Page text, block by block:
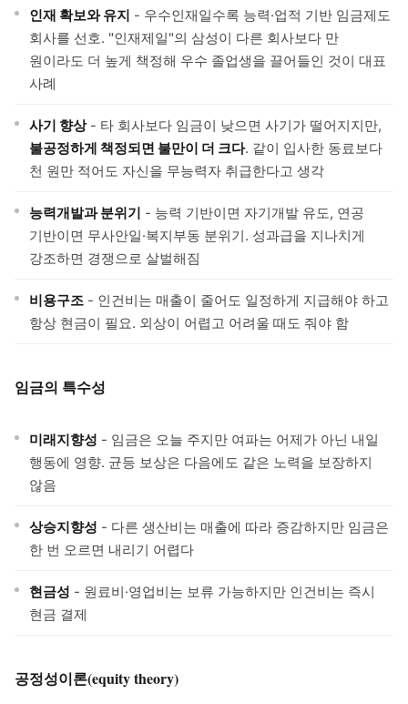
인재 확보와 유지 - 우수인재일수록 능력·업적 기반 임금제도
회사를 선호. "인재제일"의 삼성이 다른 회사보다 만
원이라도 더 높게 책정해 우수 졸업생을 끌어들인 것이 대표
사례
사기 향상- 타 회사보다 임금이 낮으면 사기가 떨어지지만,
불공정하게 책정되면 불만이 더 크다. 같이 입사한 동료보다
천 원만 적어도 자신을 무능력자 취급한다고 생각
능력개발과 분위기 - 능력 기반이면 자기개발 유도, 연공
기반이면 무사안일·복지부동 분위기. 성과급을 지나치게
강조하면 경쟁으로 살벌해짐
비용구조 - 인건비는 매출이 줄어도 일정하게 지급해야 하고
항상 현금이 필요. 외상이 어렵고 어려울 때도 줘야 함
임금의 특수성
미래지향성 - 임금은 오늘 주지만 여파는 어제가 아닌 내일
행동에 영향. 균등 보상은 다음에도 같은 노력을 보장하지
않음
상승지향성 - 다른 생산비는 매출에 따라 증감하지만 임금은
한 번 오르면 내리기 어렵다
현금성 - 원료비·영업비는 보류 가능하지만 인건비는 즉시
현금 결제
공정성이론(equity theory)